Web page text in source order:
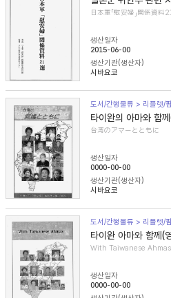
日本軍「慰安婦」関係資料
생산일자
2015-06-00
생산기관(생산자)
시바요코
도서/간행물류 > 리플렛/
타이완의 아마와 함
台湾のアマーとともに
생산일자
0000-00-00
생산기관(생산자)
시바요코
도서/간행물류 > 리플렛/
타이완 아마와 함께(
With Taiwanese Ahmas
생산일자
0000-00-00